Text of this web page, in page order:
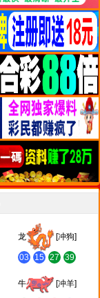
龙 [冲狗]
03 15 27 39
牛 [冲羊]